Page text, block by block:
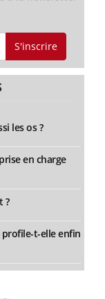
S'inscrire
les os ?
en charge
?
t-elle enfin